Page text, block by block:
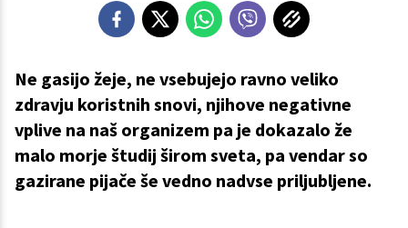
Ne gasijo žeje, ne vsebujejo ravno veliko
zdravju koristnih snovi, njihove negativne
vplive na naš organizem pa je dokazalo že
malo morje študij širom sveta, pa vendar so
gazirane pijače še vedno nadvse priljubljene.